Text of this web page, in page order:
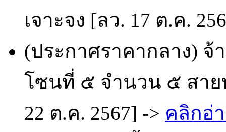
เจาะจง [ลว. 17 ต.ค.
(ประกาศราคากลาง)
โซนที่ ๕ จำนวน ๕ สาย
22 ต.ค. 2567] -> คลิกอ่